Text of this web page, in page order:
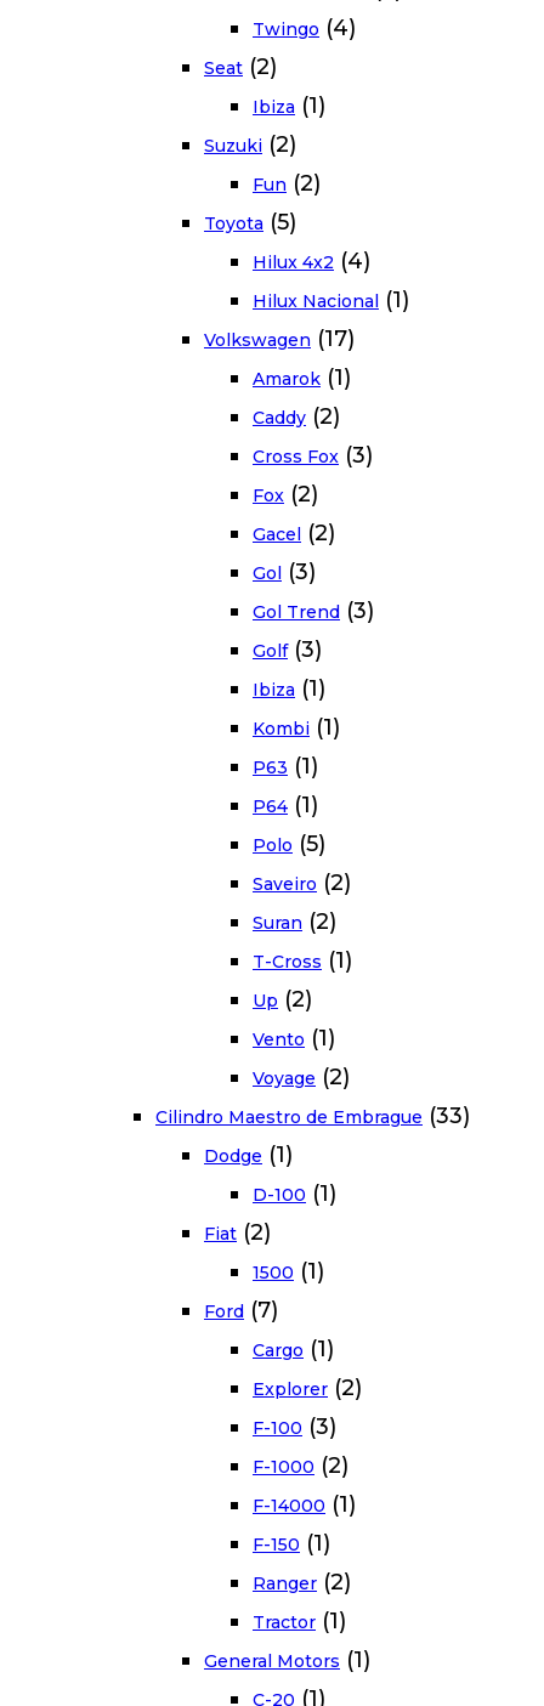
Twingo (4)
Seat (2)
Ibiza (1)
Suzuki (2)
Fun (2)
Toyota (5)
Hilux 4x2 (4)
Hilux Nacional (1)
Volkswagen (17)
Amarok (1)
Caddy (2)
Cross Fox (3)
Fox (2)
Gacel (2)
Gol (3)
Gol Trend (3)
Golf (3)
Ibiza (1)
Kombi (1)
P63 (1)
P64 (1)
Polo (5)
Saveiro (2)
Suran (2)
T-Cross (1)
Up (2)
Vento (1)
Voyage (2)
Cilindro Maestro de Embrague (33)
Dodge (1)
D-100 (1)
Fiat (2)
1500 (1)
Ford (7)
Cargo (1)
Explorer (2)
F-100 (3)
F-1000 (2)
F-14000 (1)
F-150 (1)
Ranger (2)
Tractor (1)
General Motors (1)
C-20 (1)